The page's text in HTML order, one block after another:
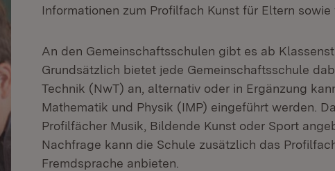
Informationen zum Profilfach Kunst für Eltern
An den Gemeinschaftsschulen gibt es ab
Grundsätzlich bietet jede Gemeinschaftsschule
Technik (NwT) an, alternativ oder in Ergänzung
Mathematik und Physik (IMP) eingeführt werden.
Profilfächer Musik, Bildende Kunst oder Sport
Nachfrage kann die Schule zusätzlich das
Fremdsprache anbieten.